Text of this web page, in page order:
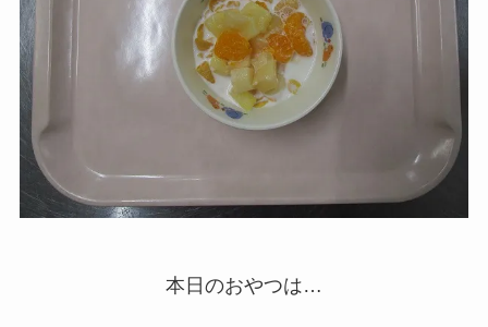
本日のおやつは…